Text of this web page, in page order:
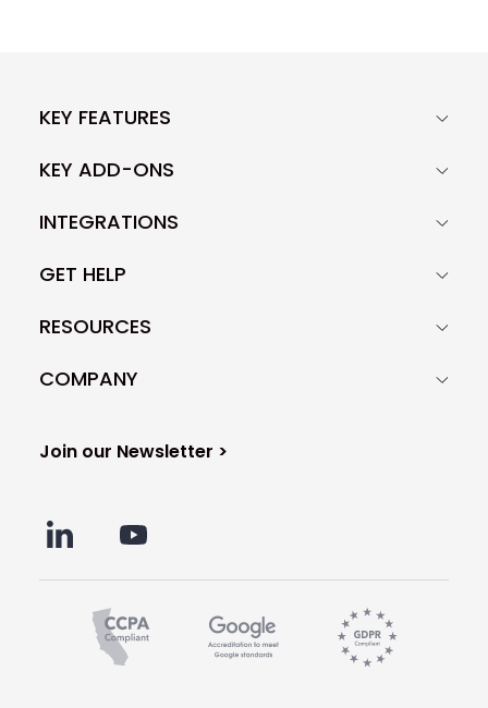
KEY FEATURES
KEY ADD-ONS
INTEGRATIONS
GET HELP
RESOURCES
COMPANY
Join our Newsletter >